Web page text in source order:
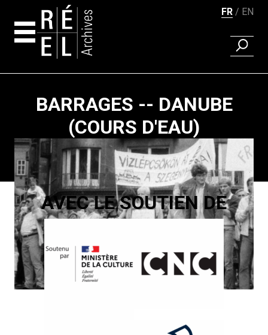
FR EN
BARRAGES -- DANUBE
(COURS D'EAU)
DUNASZAURUSZ
Pagination
AVEC LE SOUTIEN DE